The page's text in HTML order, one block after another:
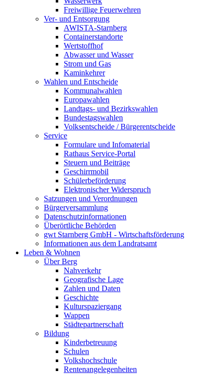
Freiwillige Feuerwehren
Ver- und Entsorgung
AWISTA-Starnberg
Containerstandorte
Wertstoffhof
Abwasser und Wasser
Strom und Gas
Kaminkehrer
Wahlen und Entscheide
Kommunalwahlen
Europawahlen
Landtags- und Bezirkswahlen
Bundestagswahlen
Volksentscheide / Bürgerentscheide
Service
Formulare und Infomaterial
Rathaus Service-Portal
Steuern und Beiträge
Geschirrmobil
Schülerbeförderung
Elektronischer Widerspruch
Satzungen und Verordnungen
Bürgerversammlung
Datenschutzinformationen
Überörtliche Behörden
gwt Starnberg GmbH - Wirtschaftsförderung
Informationen aus dem Landratsamt
Leben & Wohnen
Über Berg
Nahverkehr
Geografische Lage
Zahlen und Daten
Geschichte
Kulturspaziergang
Wappen
Städtepartnerschaft
Bildung
Kinderbetreuung
Schulen
Volkshochschule
Rentenangelegenheiten